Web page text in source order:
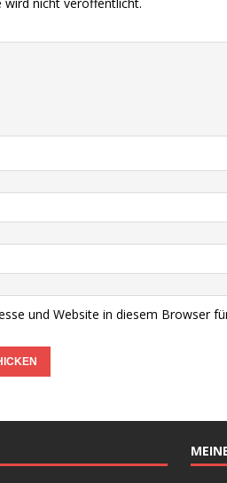
und Website in diesem Browser